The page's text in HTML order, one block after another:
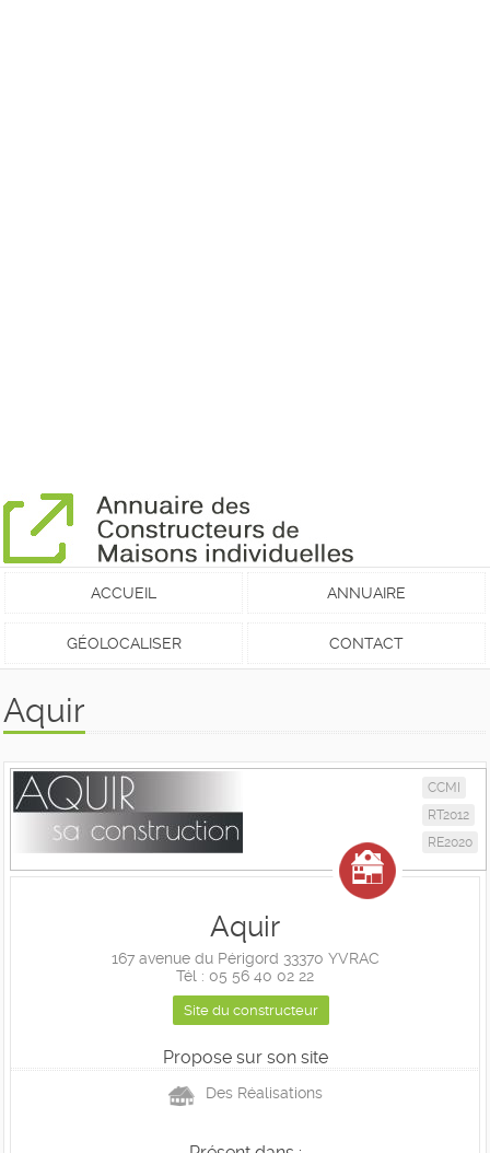
ACCUEIL ANNUAIRE
GÉOLOCALISER CONTACT
Aquir
CCMI
RT2012
RE2020
Aquir
167 avenue du Périgord 33370 YVRAC
Tél : 05 56 40 02 22
Site du constructeur
Propose sur son site
Des Réalisations